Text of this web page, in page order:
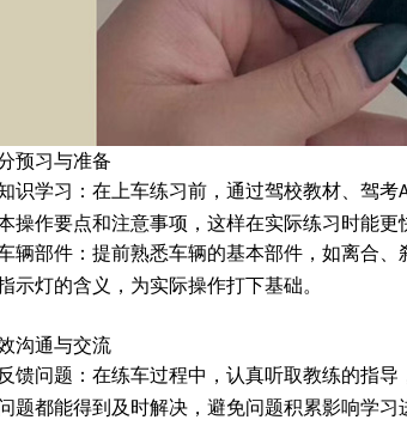
预习与准备
识学习：在上车练习前，通过驾校教材、驾考
操作要点和注意事项，这样在实际练习时能更
辆部件：提前熟悉车辆的基本部件，如离合
示灯的含义，为实际操作打下基础。
沟通与交流
馈问题：在练车过程中，认真听取教练的指
题都能得到及时解决，避免问题积累影响学习